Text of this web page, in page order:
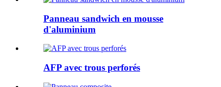
Panneau sandwich en mousse
d'aluminium
AFP avec trous perforés